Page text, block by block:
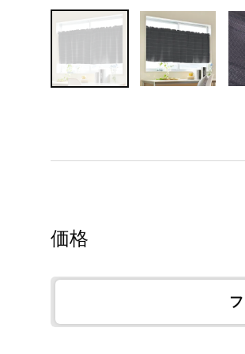
価格